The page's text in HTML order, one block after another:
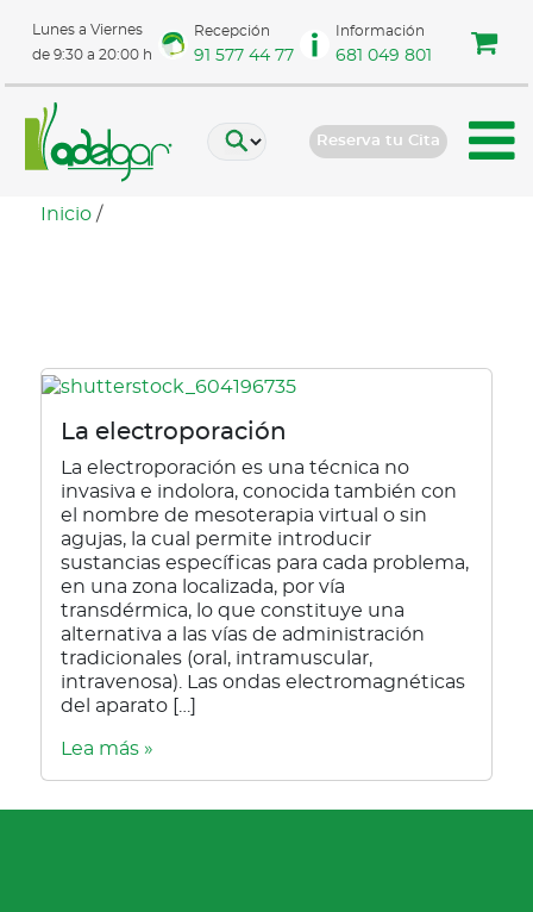
Lunes a Viernes
de 9:30 a 20:00 h
Recepción
91 577 44 77
Información
681 049 801
Reserva tu Cita
Inicio /
La electroporación
La electroporación es una técnica no
invasiva e indolora, conocida también con
el nombre de mesoterapia virtual o sin
agujas, la cual permite introducir
sustancias específicas para cada problema,
en una zona localizada, por vía
transdérmica, lo que constituye una
alternativa a las vías de administración
tradicionales (oral, intramuscular,
intravenosa). Las ondas electromagnéticas
del aparato […]
Lea más »